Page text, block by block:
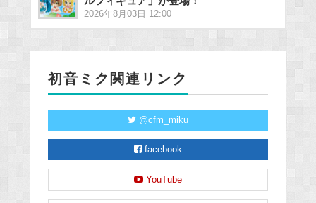
2026年8月03日 12:00
初音ミク関連リンク
@cfm_miku
facebook
YouTube